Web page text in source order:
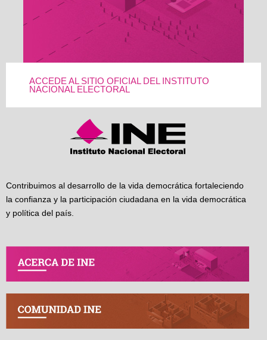
ACCEDE AL SITIO OFICIAL DEL INSTITUTO
NACIONAL ELECTORAL
Contribuimos al desarrollo de la vida democrática fortaleciendo
la confianza y la participación ciudadana en la vida democrática
y política del país.